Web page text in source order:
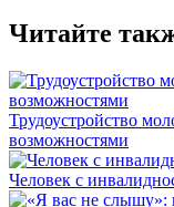
Читайте
Трудоустройство
возможностями
Человек с